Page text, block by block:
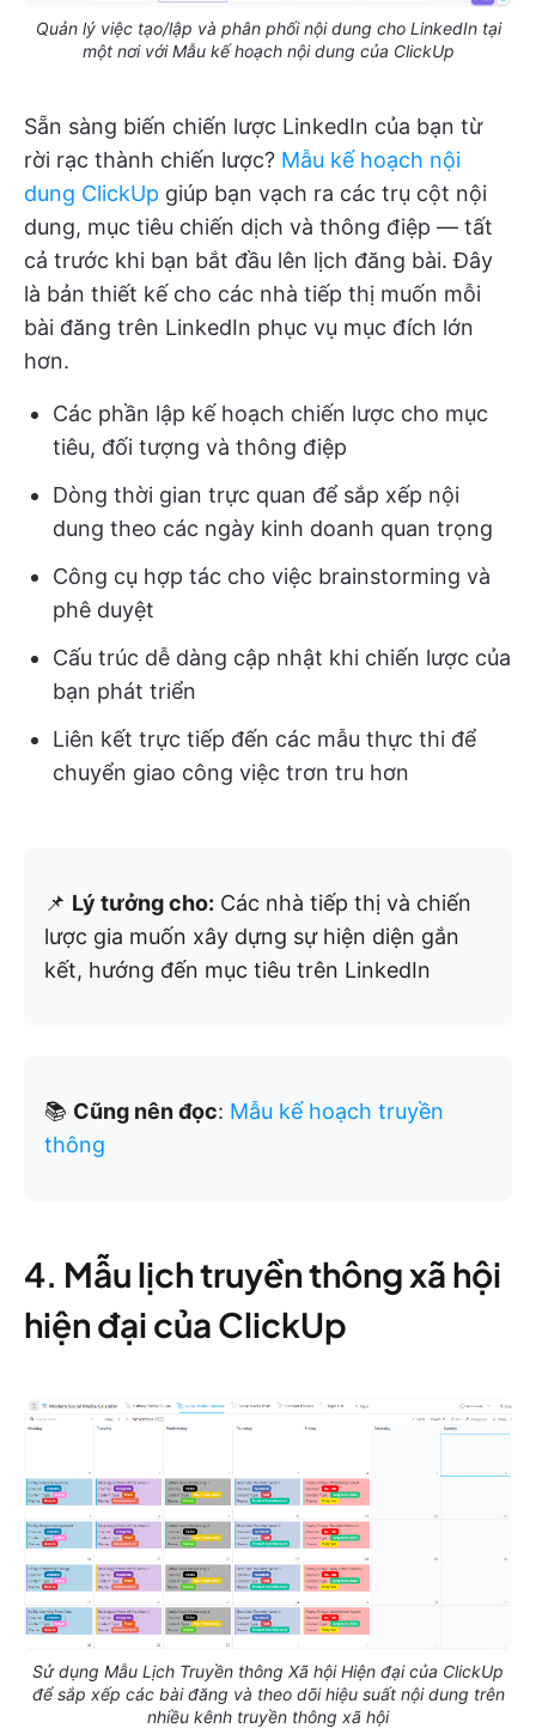
Quản lý việc tạo/lập và phân phối nội dung cho LinkedIn tại
một nơi với Mẫu kế hoạch nội dung của ClickUp
Sẵn sàng biến chiến lược LinkedIn của bạn từ
rời rạc thành chiến lược? Mẫu kế hoạch nội
dung ClickUp giúp bạn vạch ra các trụ cột nội
dung, mục tiêu chiến dịch và thông điệp — tất
cả trước khi bạn bắt đầu lên lịch đăng bài. Đây
là bản thiết kế cho các nhà tiếp thị muốn mỗi
bài đăng trên LinkedIn phục vụ mục đích lớn
hơn.
Các phần lập kế hoạch chiến lược cho mục
tiêu, đối tượng và thông điệp
Dòng thời gian trực quan để sắp xếp nội
dung theo các ngày kinh doanh quan trọng
Công cụ hợp tác cho việc brainstorming và
phê duyệt
Cấu trúc dễ dàng cập nhật khi chiến lược của
bạn phát triển
Liên kết trực tiếp đến các mẫu thực thi để
chuyển giao công việc trơn tru hơn
📌 Lý tưởng cho: Các nhà tiếp thị và chiến
lược gia muốn xây dựng sự hiện diện gắn
kết, hướng đến mục tiêu trên LinkedIn
📚 Cũng nên đọc: Mẫu kế hoạch truyền
thông
4. Mẫu lịch truyền thông xã hội
hiện đại của ClickUp
Sử dụng Mẫu Lịch Truyền thông Xã hội Hiện đại của ClickUp
để sắp xếp các bài đăng và theo dõi hiệu suất nội dung trên
nhiều kênh truyền thông xã hội